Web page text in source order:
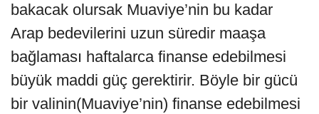
bakacak olursak Muaviye’nin bu kadar
Arap bedevilerini uzun süredir maaşa
bağlaması haftalarca finanse edebilmesi
büyük maddi güç gerektirir. Böyle bir gücü
bir valinin(Muaviye’nin) finanse edebilmesi